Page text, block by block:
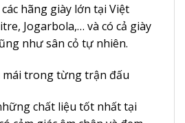
hãng giày lớn tại Việt
Jogarbola,… và có cả giày
như sân cỏ tự nhiên.
mái trong từng trận đấu
chất liệu tốt nhất tại